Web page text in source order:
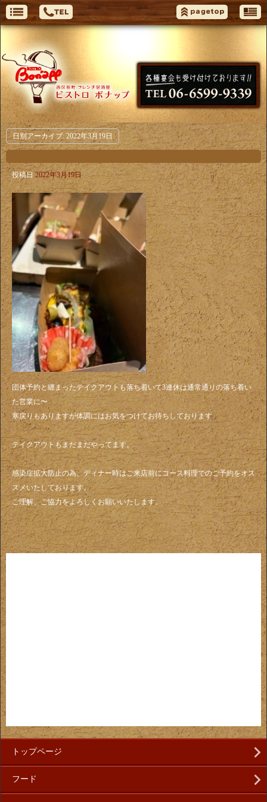
日別アーカイブ: 2022年3月19日
投稿日 2022年3月19日
団体予約と纏まったテイクアウトも落ち着いて3連休は通常通りの落ち着い
た営業に〜
寒戻りもありますが体調にはお気をつけてお待ちしております
テイクアウトもまだまだやってます。
感染症拡大防止の為、ディナー時はご来店前にコース料理でのご予約をオス
スメいたしております。
ご理解、ご協力をよろしくお願いいたします。
トップページ
フード